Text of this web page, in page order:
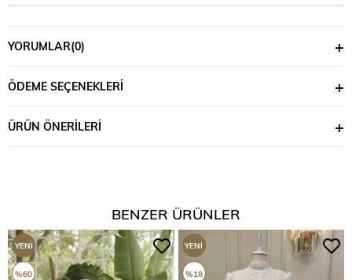
YORUMLAR(0)
ÖDEME SEÇENEKLERI
ÜRÜN ÖNERILERI
BENZER ÜRÜNLER
YENI
ÜRÜN
%60
YENI
ÜRÜN
%18